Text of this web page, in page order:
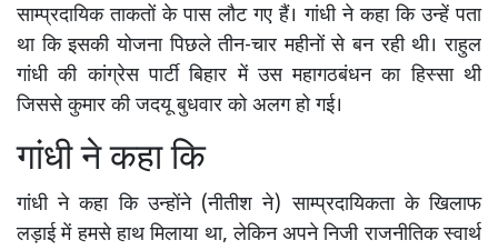
साम्प्रदायिक ताकतों के पास लौट गए हैं। गांधी ने कहा कि उन्हें पता
था कि इसकी योजना पिछले तीन-चार महीनों से बन रही थी। राहुल
गांधी की कांग्रेस पार्टी बिहार में उस महागठबंधन का हिस्सा थी
जिससे कुमार की जदयू बुधवार को अलग हो गई।
गांधी ने कहा कि
गांधी ने कहा कि उन्होंने (नीतीश ने) साम्प्रदायिकता के खिलाफ
लड़ाई में हमसे हाथ मिलाया था, लेकिन अपने निजी राजनीतिक स्वार्थ